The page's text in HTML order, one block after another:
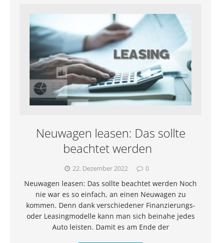
Neuwagen leasen: Das sollte
beachtet werden
22. Dezember 2022 0
Neuwagen leasen: Das sollte beachtet werden Noch
nie war es so einfach, an einen Neuwagen zu
kommen. Denn dank verschiedener Finanzierungs-
oder Leasingmodelle kann man sich beinahe jedes
Auto leisten. Damit es am Ende der